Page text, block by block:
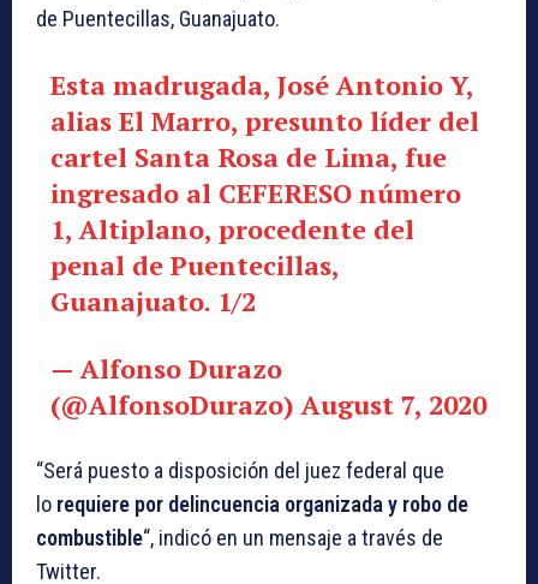
de Puentecillas, Guanajuato.
Esta madrugada, José Antonio Y,
alias El Marro, presunto líder del
cartel Santa Rosa de Lima, fue
ingresado al CEFERESO número
1, Altiplano, procedente del
penal de Puentecillas,
Guanajuato. 1/2
— Alfonso Durazo
(@AlfonsoDurazo)August 7, 2020
“Será puesto a disposición del juez federal que
lo requiere por delincuencia organizada y robo de
combustible“, indicó en un mensaje a través de
Twitter.